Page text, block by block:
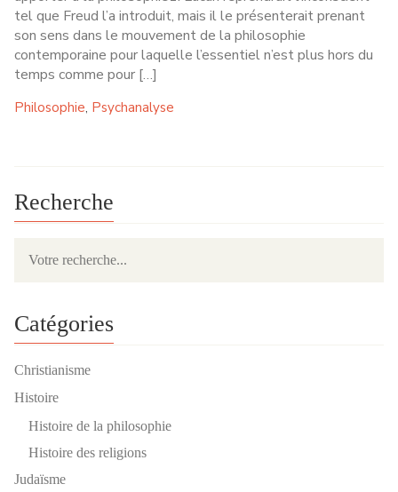
tel que Freud l’a introduit, mais il le présenterait prenant
son sens dans le mouvement de la philosophie
contemporaine pour laquelle l’essentiel n’est plus hors du
temps comme pour […]
Philosophie, Psychanalyse
Recherche
Catégories
Christianisme
Histoire
Histoire de la philosophie
Histoire des religions
Judaïsme